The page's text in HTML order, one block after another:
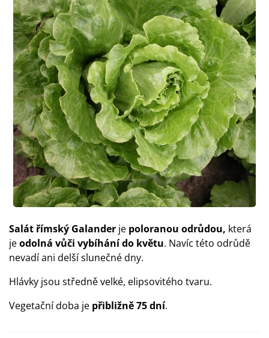
Salát římský Galander je poloranou odrůdou, která
jeodolná vůči vybíhání do květu. Navíc této odrůdě
nevadí ani delší slunečné dny.
Hlávky jsou středně velké, elipsovitého tvaru.
Vegetační doba je přibližně 75 dní.